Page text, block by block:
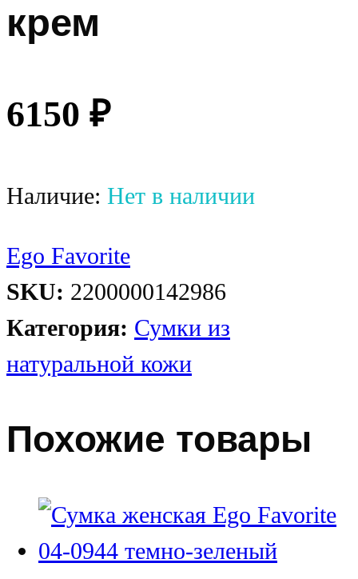
крем
6150 ₽
Наличие: Нет в наличии
Ego Favorite
SKU: 2200000142986
Категория: Сумки из
натуральной кожи
Похожие товары